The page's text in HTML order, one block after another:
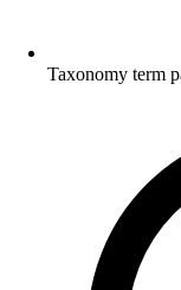
Taxonomy term